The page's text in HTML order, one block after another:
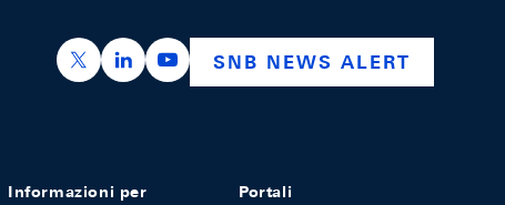
https://x.com/snb_bns
https://ch.linkedin.com/company/swiss-
https://www.youtube.com/
SNB NEWS ALERT
Informazioni per Portali